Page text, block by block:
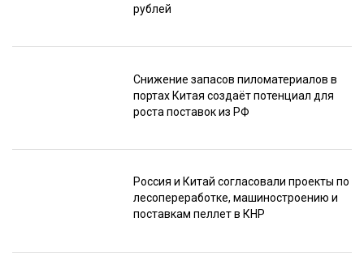
рублей
Снижение запасов пиломатериалов в
портах Китая создаёт потенциал для
роста поставок из РФ
Россия и Китай согласовали проекты по
лесопереработке, машиностроению и
поставкам пеллет в КНР